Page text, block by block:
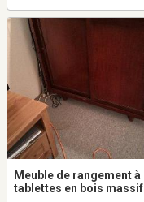
Meuble de rangement à
tablettes en bois massif